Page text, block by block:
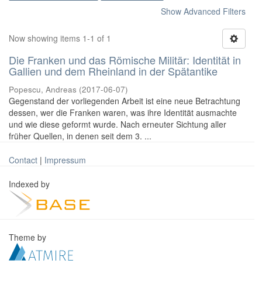
Show Advanced Filters
Now showing items 1-1 of 1
Die Franken und das Römische Militär: Identität in
Gallien und dem Rheinland in der Spätantike
Popescu, Andreas (2017-06-07)
Gegenstand der vorliegenden Arbeit ist eine neue Betrachtung
dessen, wer die Franken waren, was ihre Identität ausmachte
und wie diese geformt wurde. Nach erneuter Sichtung aller
früher Quellen, in denen seit dem 3. ...
Contact | Impressum
Indexed by
Theme by